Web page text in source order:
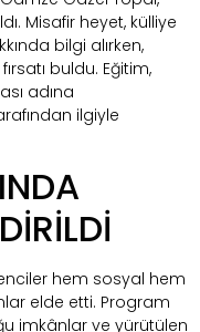
Misafir heyet, külliye
bilgi alırken,
buldu. Eğitim,
adına
ilgiyle
hem sosyal hem
elde etti. Program
imkânlar ve yürütülen